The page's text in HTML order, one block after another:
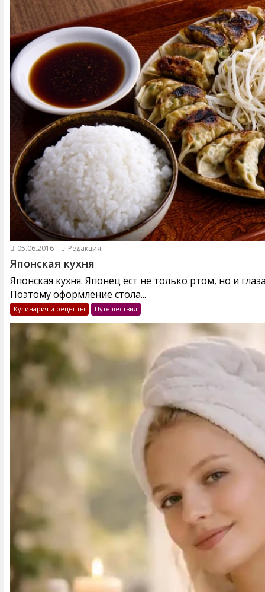
05.06.2016 Редакция
Японская кухня
Японская кухня. Японец ест не только ртом, но и
Поэтому оформление стола...
Кулинария и рецепты Путешествия